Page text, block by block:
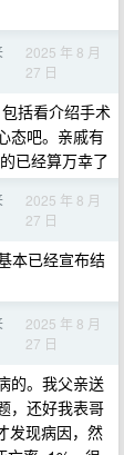
2025 年 8 月
27 日
括看介绍手术
态吧。亲戚有
已经算万幸了
2025 年 8 月
27 日
本已经宣布结
2025 年 8 月
27 日
的。我父亲送
，还好我表哥
发现病因，然